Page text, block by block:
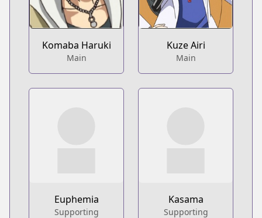
Komaba Haruki
Main
Kuze Airi
Main
Euphemia
Supporting
Kasama
Supporting